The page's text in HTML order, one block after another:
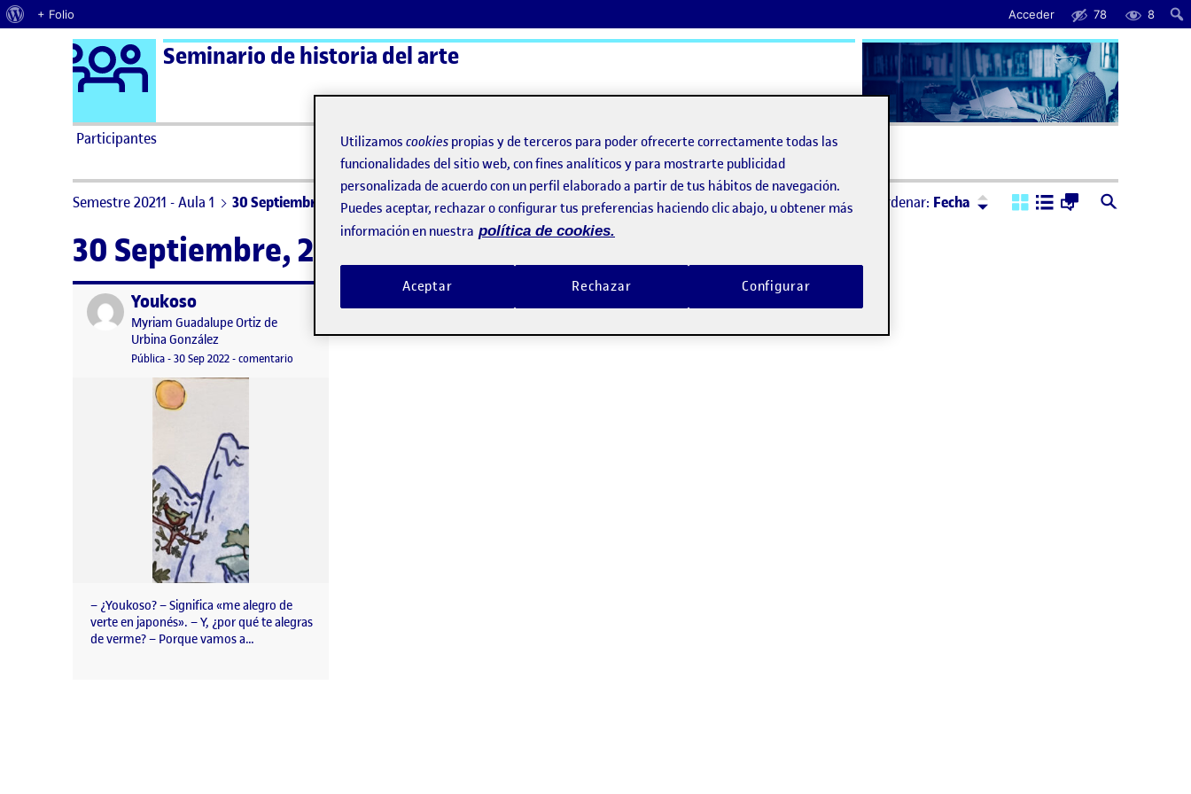
Acerca de WordPress
+ Folio Acceder 78 8
Saltar al contenido Logo Ágora
Seminario de historia del arte
Participantes ActiFolios Ayúda
Semestre 20211 - Aula 1 30 Septiembre, 2022 Ordenar: Fecha Ordenar:Descendente
30 Septiembre, 2022
Publicado porYoukoso
Publicado por
Myriam Guadalupe Ortiz de
Urbina González
Visibilidad:
Pública-Fecha de publicación
30 Sep 2022-comentario
– ¿Youkoso? – Significa «me alegro de
verte en japonés». – Y, ¿por qué te alegras
de verme? – Porque vamos a…
Utilizamos cookies propias y de terceros para poder ofrecerte correctamente todas las
funcionalidades del sitio web, con fines analíticos y para mostrarte publicidad
personalizada de acuerdo con un perfil elaborado a partir de tus hábitos de navegación.
Puedes aceptar, rechazar o configurar tus preferencias haciendo clic abajo, u obtener más
información en nuestra política de cookies.
Rechazar
Aceptar Configurar